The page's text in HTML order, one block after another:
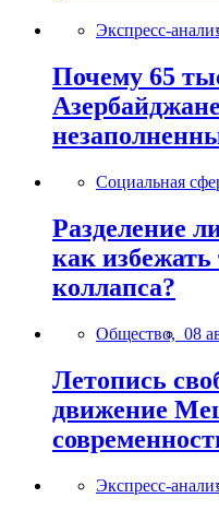
Экспресс-
Почему 65
Социальная
Разделение
как избежать
коллапса?
Общество, 08
Летопись
движение
Экспресс-